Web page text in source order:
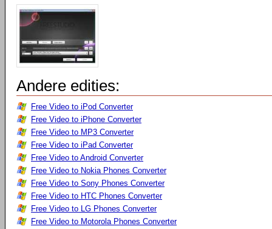
Andere edities:
Free Video to iPod Converter
Free Video to iPhone Converter
Free Video to MP3 Converter
Free Video to iPad Converter
Free Video to Android Converter
Free Video to Nokia Phones Converter
Free Video to Sony Phones Converter
Free Video to HTC Phones Converter
Free Video to LG Phones Converter
Free Video to Motorola Phones Converter